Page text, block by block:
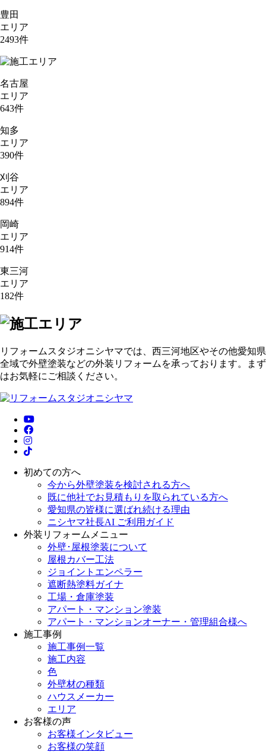
豊田
エリア
2493件
名古屋
エリア
643件
知多
エリア
390件
刈谷
エリア
894件
岡崎
エリア
914件
東三河
エリア
182件
リフォームスタジオニシヤマでは、西三河地区やその他愛知県
全域で外壁塗装などの外装リフォームを承っております。まず
はお気軽にご相談ください。
初めての方へ
今から外壁塗装を検討される方へ
既に他社でお見積もりを取られている方へ
愛知県の皆様に選ばれ続ける理由
ニシヤマ社長AI ご利用ガイド
外装リフォームメニュー
外壁･屋根塗装について
屋根カバー工法
ジョイントエンペラー
遮断熱塗料ガイナ
工場・倉庫塗装
アパート・マンション塗装
アパート・マンションオーナー・管理組合様へ
施工事例
施工事例一覧
施工内容
色
外壁材の種類
ハウスメーカー
エリア
お客様の声
お客様インタビュー
お客様の笑顔